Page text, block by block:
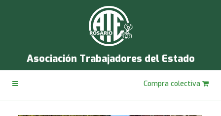
Asociación Trabajadores del Estado
Compra colectiva